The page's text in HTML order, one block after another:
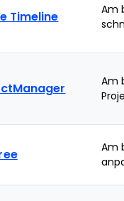
Timeline
Am
Am
Am